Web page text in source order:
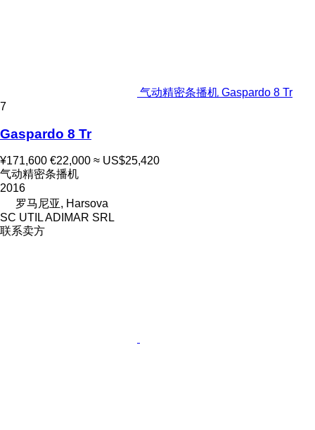
气动精密条播机 Gaspardo 8 Tr
7
Gaspardo 8 Tr
¥171,600 €22,000 ≈ US$25,420
气动精密条播机
2016
罗马尼亚, Harsova
SC UTIL ADIMAR SRL
联系卖方